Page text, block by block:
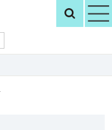
観光いばらき検